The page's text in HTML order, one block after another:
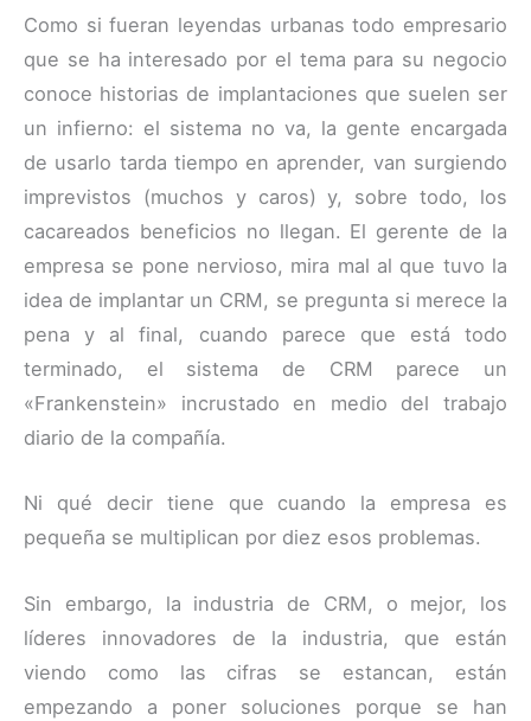
Como si fueran leyendas urbanas todo empresario
que se ha interesado por el tema para su negocio
conoce historias de implantaciones que suelen ser
un infierno: el sistema no va, la gente encargada
de usarlo tarda tiempo en aprender, van surgiendo
imprevistos (muchos y caros) y, sobre todo, los
cacareados beneficios no llegan. El gerente de la
empresa se pone nervioso, mira mal al que tuvo la
idea de implantar un CRM, se pregunta si merece la
pena y al final, cuando parece que está todo
terminado, el sistema de CRM parece un
«Frankenstein» incrustado en medio del trabajo
diario de la compañía.
Ni qué decir tiene que cuando la empresa es
pequeña se multiplican por diez esos problemas.
Sin embargo, la industria de CRM, o mejor, los
líderes innovadores de la industria, que están
viendo como las cifras se estancan, están
empezando a poner soluciones porque se han